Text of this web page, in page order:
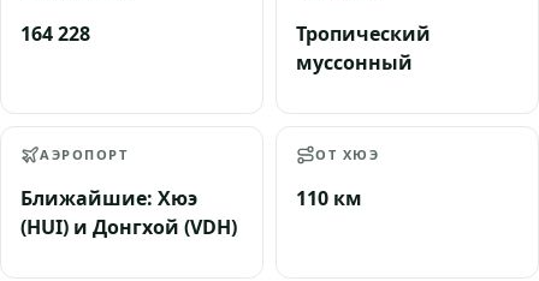
164 228
Тропический
муссонный
АЭРОПОРТ
Ближайшие: Хюэ
(HUI) и Донгхой (VDH)
ОТ ХЮЭ
110 км